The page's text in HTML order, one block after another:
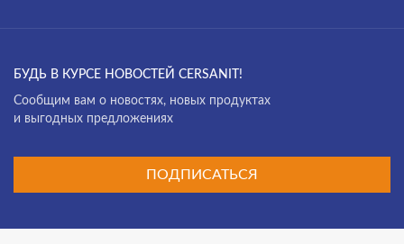
БУДЬ В КУРСЕ НОВОСТЕЙ CERSANIT!
Cообщим вам о новостях, новых продуктах
и выгодных предложениях
ПОДПИСАТЬСЯ